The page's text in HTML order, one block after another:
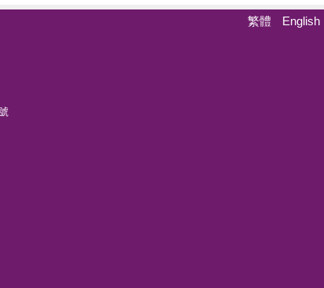
繁體 English
新竹市光復路二段101號